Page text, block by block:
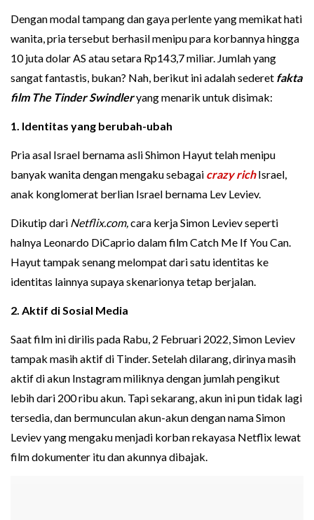
Dengan modal tampang dan gaya perlente yang memikat hati
wanita, pria tersebut berhasil menipu para korbannya hingga
10 juta dolar AS atau setara Rp143,7 miliar. Jumlah yang
sangat fantastis, bukan? Nah, berikut ini adalah sederet fakta
film The Tinder Swindleryang menarik untuk disimak:
1. Identitas yang berubah-ubah
Pria asal Israel bernama asli Shimon Hayut telah menipu
banyak wanita dengan mengaku sebagai crazy richIsrael,
anak konglomerat berlian Israel bernama Lev Leviev.
Dikutip dari Netflix.com,cara kerja Simon Leviev seperti
halnya Leonardo DiCaprio dalam film Catch Me If You Can.
Hayut tampak senang melompat dari satu identitas ke
identitas lainnya supaya skenarionya tetap berjalan.
2. Aktif di Sosial Media
Saat film ini dirilis pada Rabu, 2 Februari 2022, Simon Leviev
tampak masih aktif di Tinder. Setelah dilarang, dirinya masih
aktif di akun Instagram miliknya dengan jumlah pengikut
lebih dari 200 ribu akun. Tapi sekarang, akun ini pun tidak lagi
tersedia, dan bermunculan akun-akun dengan nama Simon
Leviev yang mengaku menjadi korban rekayasa Netflix lewat
film dokumenter itu dan akunnya dibajak.